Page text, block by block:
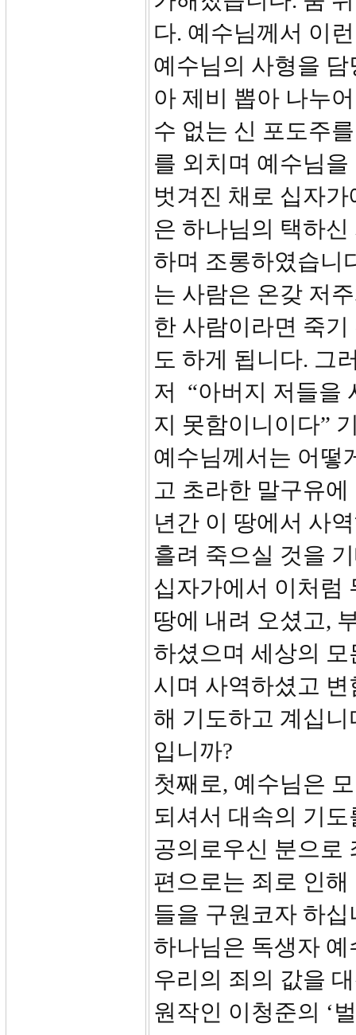
다. 예수님께서 이
예수님의 사형을
아 제비 뽑아 나누
수 없는 신 포도주
를 외치며 예수님
벗겨진 채로 십자
은 하나님의 택하
하며 조롱하였습니
는 사람은 온갖 저
한 사람이라면 죽
도 하게 됩니다. 그
저 “아버지 저들을
지 못함이니이다”
예수님께서는 어떻
고 초라한 말구유
년간 이 땅에서 사
흘려 죽으실 것을
십자가에서 이처럼
땅에 내려 오셨고,
하셨으며 세상의
시며 사역하셨고
해 기도하고 계십
입니까?
첫째로, 예수님은
되셔서 대속의 기
공의로우신 분으로
편으로는 죄로 인
들을 구원코자 하
하나님은 독생자
우리의 죄의 값을
원작인 이청준의 ‘